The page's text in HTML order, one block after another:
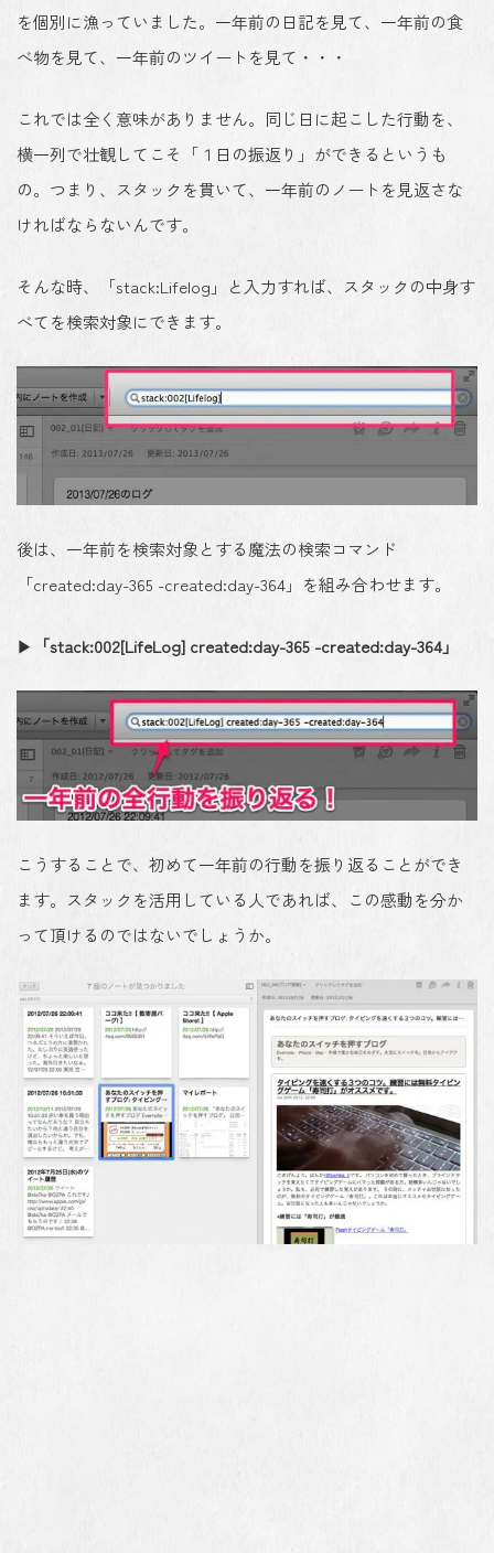
を個別に漁っていました。一年前の日記を見て、一年前の食
べ物を見て、一年前のツイートを見て・・・
これでは全く意味がありません。同じ日に起こした行動を、
横一列で壮観してこそ「１日の振返り」ができるというも
の。つまり、スタックを貫いて、一年前のノートを見返さな
ければならないんです。
そんな時、「stack:Lifelog」と入力すれば、スタックの中身す
べてを検索対象にできます。
後は、一年前を検索対象とする魔法の検索コマンド
「created:day-365 -created:day-364」を組み合わせます。
▶ 「stack:002[LifeLog] created:day-365 -created:day-364」
こうすることで、初めて一年前の行動を振り返ることができ
ます。スタックを活用している人であれば、この感動を分か
って頂けるのではないでしょうか。